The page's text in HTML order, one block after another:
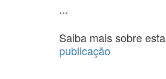
...
Saiba mais sobre esta
publicação